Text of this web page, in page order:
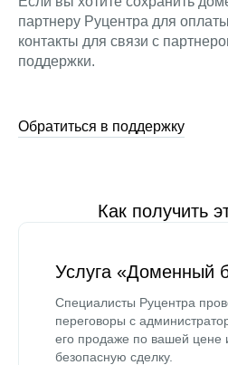
партнеру Руцентра для
контакты для связи с
поддержки.
Обратиться в поддержку
Как получить
Услуга «Доменный
Специалисты Руцентра
переговоры с
его продаже по вашей цене
безопасную сделку.